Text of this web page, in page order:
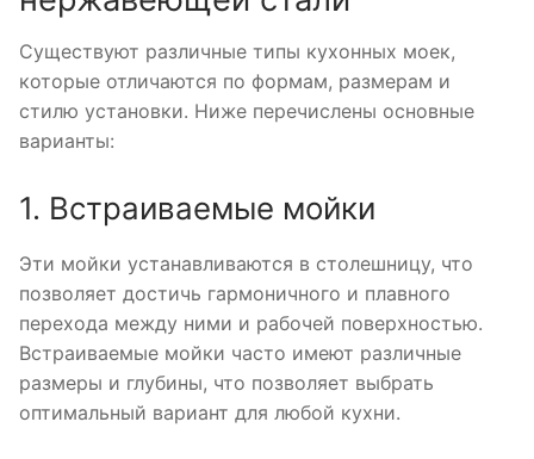
Существуют различные типы кухонных моек,
которые отличаются по формам, размерам и
стилю установки. Ниже перечислены основные
варианты:
1. Встраиваемые мойки
Эти мойки устанавливаются в столешницу, что
позволяет достичь гармоничного и плавного
перехода между ними и рабочей поверхностью.
Встраиваемые мойки часто имеют различные
размеры и глубины, что позволяет выбрать
оптимальный вариант для любой кухни.